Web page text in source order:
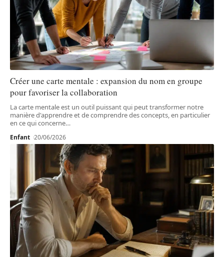
Créer une carte mentale : expansion du nom en groupe
pour favoriser la collaboration
La carte mentale est un outil puissant qui peut transformer notre
manière d'apprendre et de comprendre des concepts, en particulier
en ce qui concerne…
Enfant 20/06/2026